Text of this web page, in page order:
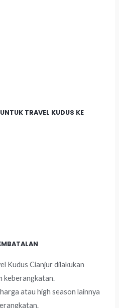
TRAVEL KUDUS KE
Kudus Cianjur dilakukan
keberangkatan.
atau high season lainnya